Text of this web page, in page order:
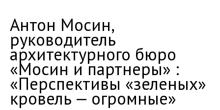
Антон Мосин,
руководитель
архитектурного бюро
«Мосин и партнеры» :
«Перспективы «зеленых»
кровель — огромные»